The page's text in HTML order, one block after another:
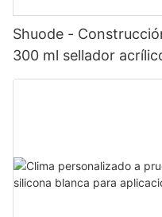
Shuode -
300 ml sellador
de silicona